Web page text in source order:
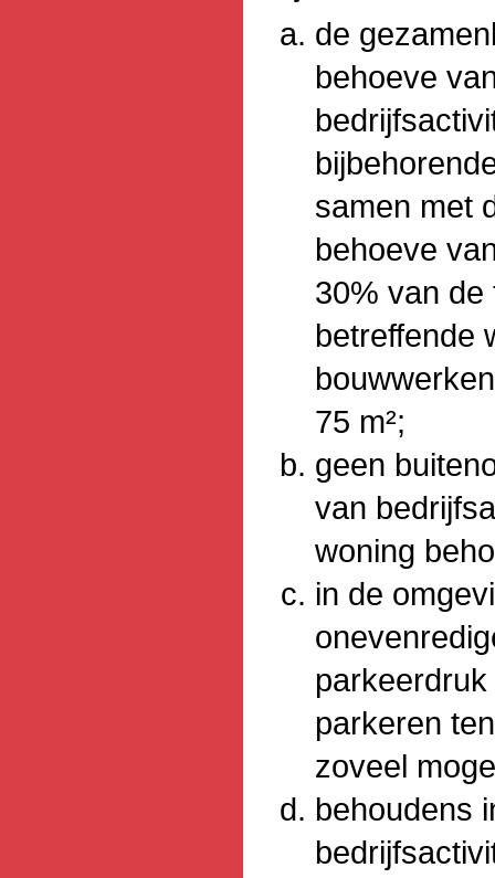
de
behoeve
samen met
behoeve
30% van
betreffende
75 m²;
geen
van
woning
in de
parkeren
zoveel
behoudens